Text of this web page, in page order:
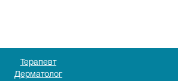
Терапевт
Дерматолог